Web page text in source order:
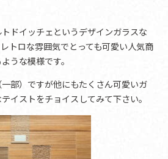
ドイッチェというデザインガラスな
トロな雰囲気でとっても可愛い人気商
うな模様です。
部）ですが他にもたくさん可愛いガ
イストをチョイスしてみて下さい。